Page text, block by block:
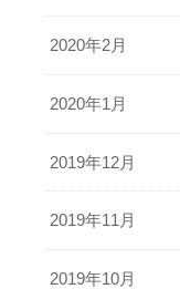
2020年2月
2020年1月
2019年12月
2019年11月
2019年10月